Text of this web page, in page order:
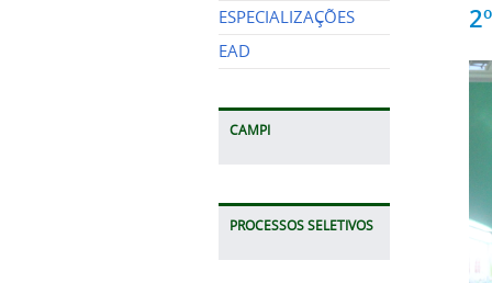
ESPECIALIZAÇÕES
EAD
CAMPI
PROCESSOS SELETIVOS